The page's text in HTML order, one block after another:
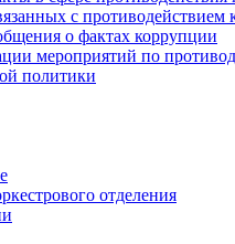
с противодействием
о фактах коррупции
мероприятий по
политики
отделения